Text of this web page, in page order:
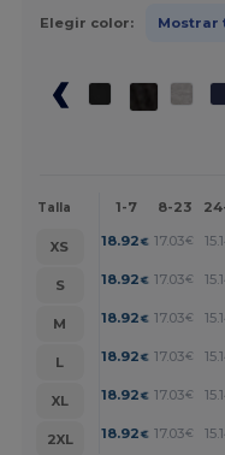
Elegir color: Mostrar
Talla 1-7 8-23
XS 18.92 € 17.03€
S
18.92 € 17.03€
M
18.92 € 17.03€
L
18.92 € 17.03€
XL
18.92 € 17.03€
2XL
18.92 € 17.03€